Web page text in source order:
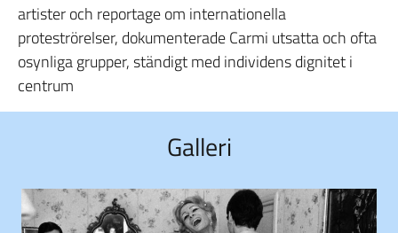
artister och reportage om internationella
proteströrelser, dokumenterade Carmi utsatta och ofta
osynliga grupper, ständigt med individens dignitet i
centrum
Galleri